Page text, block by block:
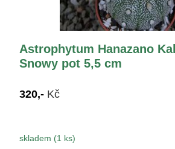
Astrophytum Hanazano
Snowy pot 5,5 cm
320,- Kč
skladem (1 ks)